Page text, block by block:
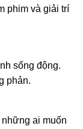
phim và giải trí
sống động.
phản.
ai muốn